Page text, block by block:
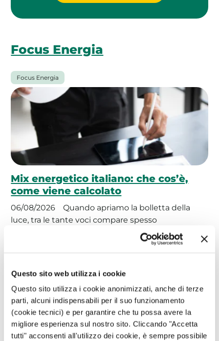
Questo sito web utilizza i cookie
Questo sito utilizza i cookie anonimizzati, anche di terze
parti, alcuni indispensabili per il suo funzionamento
(cookie tecnici) e per garantire che tu possa avere la
migliore esperienza sul nostro sito. Cliccando "Accetta
tutti" acconsenti all'utilizzo dei cookie, è sempre possibile
Focus Energia
Focus Energia
Mix energetico italiano: che cos’è,
come viene calcolato
06/08/2026
Quando apriamo la bolletta della
luce, tra le tante voci compare spesso
un'informazione che in pochi si fermano…